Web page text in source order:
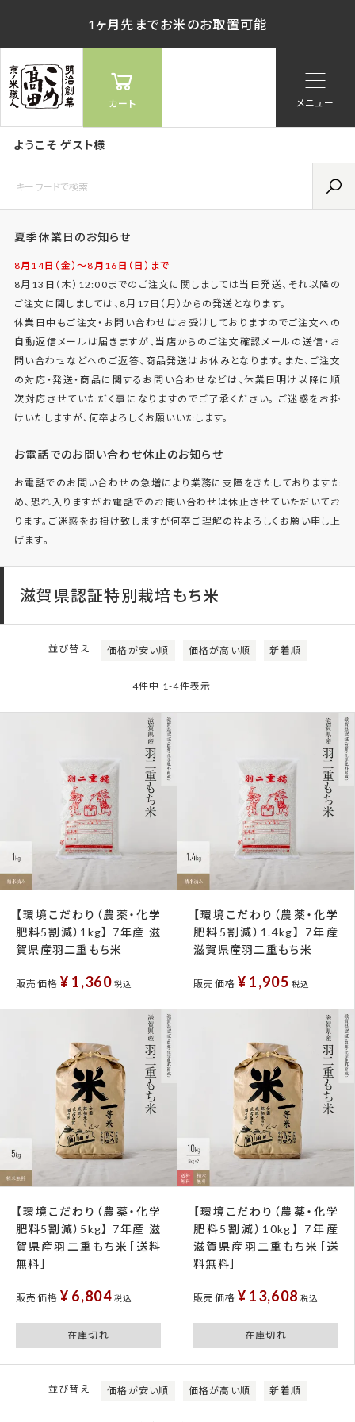
1ヶ月先までお米のお取置可能
カート
ようこそ ゲスト様
メニュー
夏季休業日のお知らせ
8月14日（金）〜8月16日（日）まで
8月13日（木）12:00までのご注文に関しましては当日発送、それ以降の
ご注文に関しましては、8月17日（月）からの発送となります。
休業日中もご注文・お問い合わせはお受けしておりますのでご注文への
自動返信メールは届きますが、当店からのご注文確認メールの送信・お
問い合わせなどへのご返答、商品発送はお休みとなります。また、ご注文
の対応・発送・商品に関するお問い合わせなどは、休業日明け以降に順
次対応させていただく事になりますのでご了承ください。 ご迷惑をお掛
けいたしますが、何卒よろしくお願いいたします。
お電話でのお問い合わせ休止のお知らせ
お電話でのお問い合わせの急増により業務に支障をきたしておりますた
め、恐れ入りますがお電話でのお問い合わせは休止させていただいてお
ります。ご迷惑をお掛け致しますが何卒ご理解の程よろしくお願い申し上
げます。
滋賀県認証特別栽培もち米
並び替え 価格が安い順 価格が高い順 新着順
4件中 1-4件表示
【環境こだわり（農薬・化学
肥料5割減）1kg】 7年産 滋
賀県産羽二重もち米
販売価格 ¥ 1,360 税込
【環境こだわり（農薬・化学
肥料5割減）1.4kg】 7年産
滋賀県産羽二重もち米
販売価格 ¥ 1,905 税込
【環境こだわり（農薬・化学
肥料5割減）5kg】 7年産 滋
賀県産羽二重もち米［送料
無料］
販売価格 ¥ 6,804 税込
在庫切れ
【環境こだわり（農薬・化学
肥料5割減）10kg】 7年産
滋賀県産羽二重もち米［送
料無料］
販売価格 ¥ 13,608 税込
在庫切れ
並び替え 価格が安い順 価格が高い順 新着順